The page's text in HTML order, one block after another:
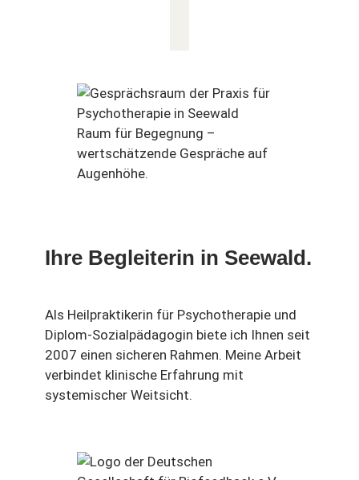
Raum für Begegnung –
wertschätzende Gespräche auf
Augenhöhe.
Ihre Begleiterin in Seewald.
Als Heilpraktikerin für Psychotherapie und
Diplom-Sozialpädagogin biete ich Ihnen seit
2007 einen sicheren Rahmen. Meine Arbeit
verbindet klinische Erfahrung mit
systemischer Weitsicht.